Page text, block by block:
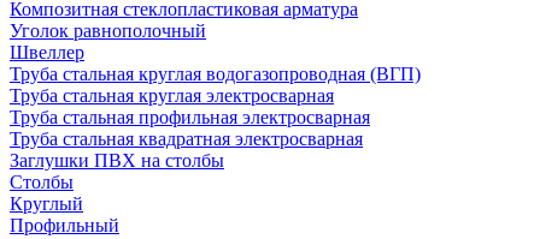
Композитная стеклопластиковая арматура
Уголок равнополочный
Швеллер
Труба стальная круглая водогазопроводная (ВГП)
Труба стальная круглая электросварная
Труба стальная профильная электросварная
Труба стальная квадратная электросварная
Заглушки ПВХ на столбы
Столбы
Круглый
Профильный